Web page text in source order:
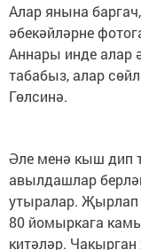
Алар янына
әбекәйләрне
Аннары инде алар
табабыз, алар
Гөлсинә.
Әле менә кыш дип
авылдашлар
утыралар. Җырлап
80 йомыркага
китәләр.